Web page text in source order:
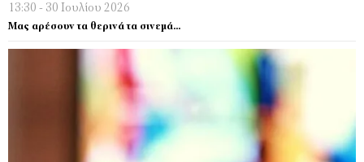
13:30 - 30 Ιουλίου 2026
Μας αρέσουν τα θερινά τα σινεμά…